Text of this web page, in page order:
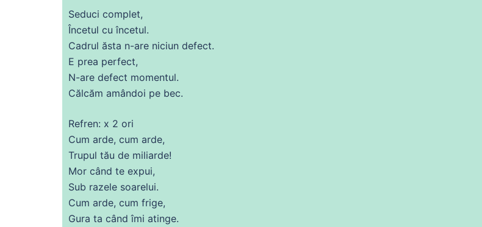
Seduci complet,
Încetul cu încetul.
Cadrul ăsta n-are niciun defect.
E prea perfect,
N-are defect momentul.
Călcăm amândoi pe bec.
Refren: x 2 ori
Cum arde, cum arde,
Trupul tău de miliarde!
Mor când te expui,
Sub razele soarelui.
Cum arde, cum frige,
Gura ta când îmi atinge.